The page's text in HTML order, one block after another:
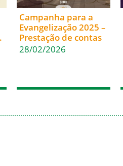
Campanha para a
Evangelização 2025 –
Prestação de contas
28/02/2026